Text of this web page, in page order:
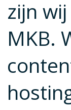
zijn
MKB.